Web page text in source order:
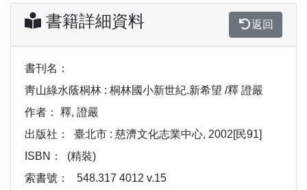
書籍詳細資料 返回
書刊名：
靑山綠水蔭桐林 : 桐林國小新世紀.新希望 /釋 證嚴
作者：
釋, 證嚴
出版社：
臺北市 : 慈濟文化志業中心, 2002[民91]
ISBN：
(精裝)
索書號：
548.317 4012 v.15